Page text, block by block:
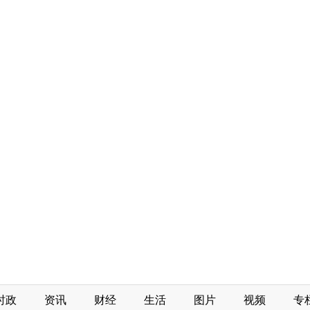
政 资讯 财经 生活 图片 视频 专